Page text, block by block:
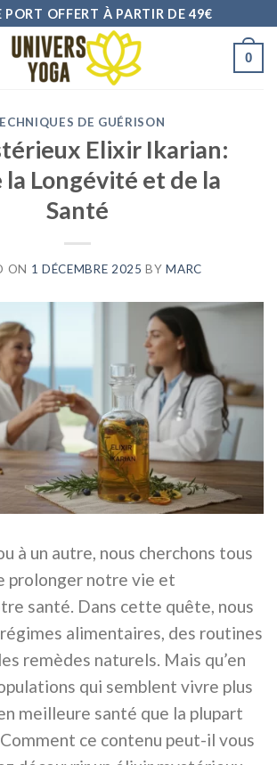
PORT OFFERT À PARTIR DE 49€
0
DE GUÉRISON
Elixir Ikarian:
la Longévité et de la
Santé
ON 1 DÉCEMBRE 2025 BYMARC
à un autre, nous cherchons tous
prolonger notre vie et
santé. Dans cette quête, nous
alimentaires, des routines
remèdes naturels. Mais qu’en
qui semblent vivre plus
meilleure santé que la plupart
Comment ce contenu peut-il vous